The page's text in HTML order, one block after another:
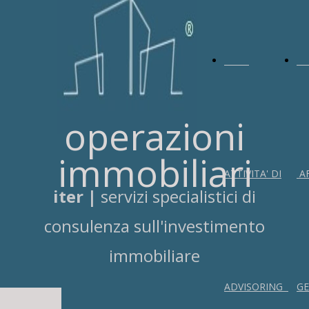
ATTIVITA' DI
ADVISORING
operazioni
immobiliari
iter | servizi specialistici di
consulenza sull'investimento
immobiliare